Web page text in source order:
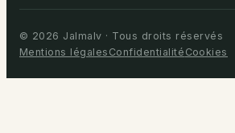
© 2026 Jalmalv · Tous droits réservés
Mentions légales Confidentialité Cookies